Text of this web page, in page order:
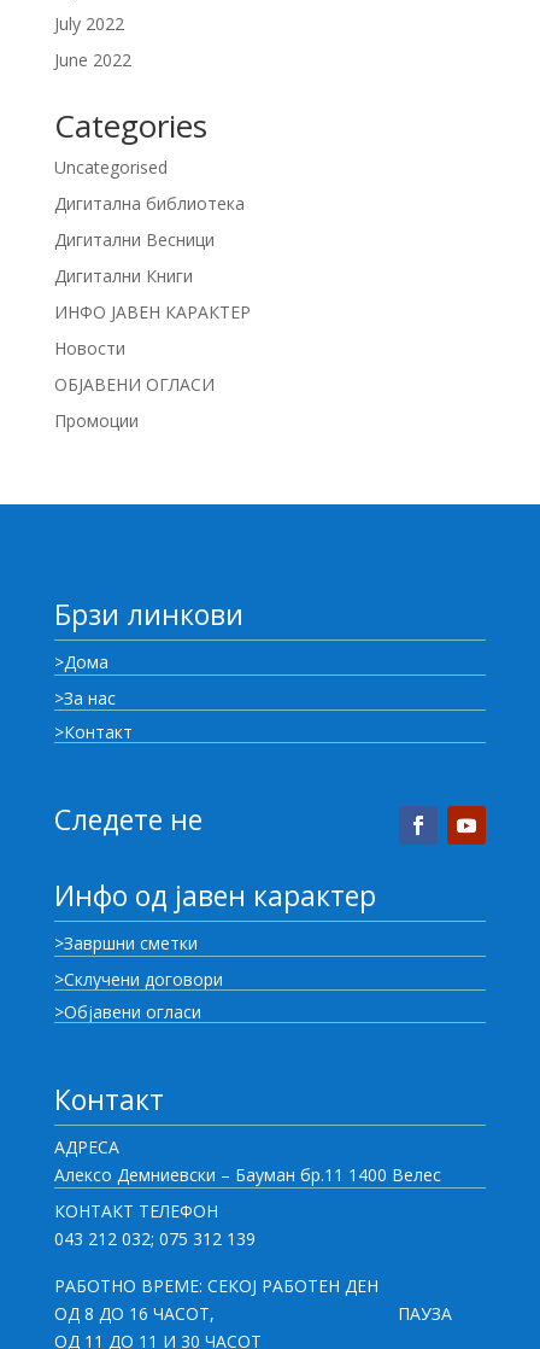
July 2022
June 2022
Categories
Uncategorised
Дигитална библиотека
Дигитални Весници
Дигитални Книги
ИНФО ЈАВЕН КАРАКТЕР
Новости
ОБЈАВЕНИ ОГЛАСИ
Промоции
Брзи линкови
>Дома
>За нас
>Контакт
Следете не
Инфо од јавен карактер
>Завршни сметки
>Склучени договори
>Објавени огласи
Контакт
АДРЕСА
Алексо Демниевски – Бауман бр.11 1400 Велес
КОНТАКТ ТЕЛЕФОН
043 212 032; 075 312 139
РАБОТНО ВРЕМЕ: СЕКОЈ РАБОТЕН ДЕН
ОД 8 ДО 16 ЧАСОТ, ПАУЗА
ОД 11 ДО 11 И 30 ЧАСОТ